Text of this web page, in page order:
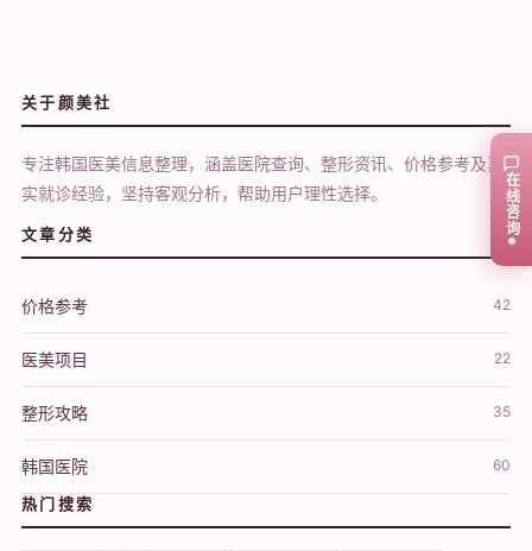
关于颜美社
专注韩国医美信息整理，涵盖医院查询、整形资讯、价格参考及真
实就诊经验，坚持客观分析，帮助用户理性选择。
文章分类
价格参考 42
医美项目 22
整形攻略 35
韩国医院 60
热门搜索
在线咨询